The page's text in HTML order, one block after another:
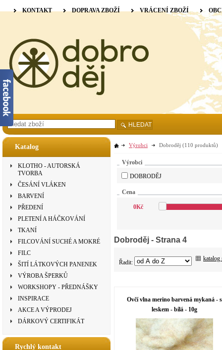
Katalog
KLOTHO - AUTORSKÁ
TVORBA
ČESÁNÍ VLÁKEN
BARVENÍ
PŘEDENÍ
PLETENÍ A HÁČKOVÁNÍ
TKANÍ
FILCOVÁNÍ SUCHÉ A MOKRÉ
FILC
ŠITÍ LÁTKOVÝCH PANENEK
VÝROBA ŠPERKŮ
WORKSHOPY - PŘEDNÁŠKY
INSPIRACE
AKCE A VÝPRODEJ
DÁRKOVÝ CERTIFIKÁT
Rychlý kontakt
Výrobci Dobroděj (110 produktů)
Výrobci
DOBRODĚJ
Cena
0Kč
Dobroděj - Strana 4
Řadit:
katalog
Ovčí vlna merino barvená mykaná - s
leskem - bílá - 10g
KONTAKT DOPRAVA ZBOŽÍ VRÁCENÍ ZBOŽÍ
HLEDAT